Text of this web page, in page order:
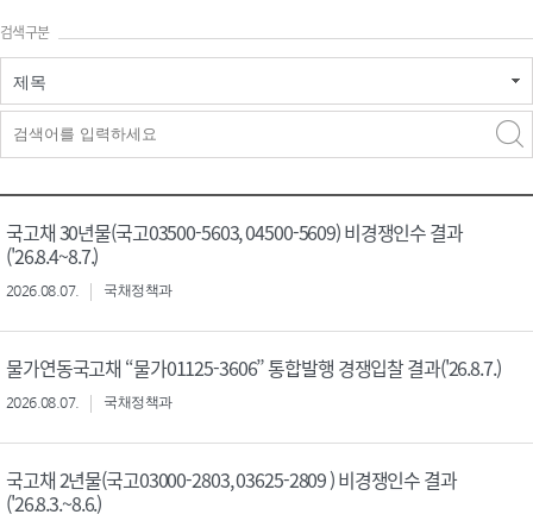
검색구분
제목
국고채 30년물(국고03500-5603, 04500-5609) 비경쟁인수 결과
('26.8.4~8.7.)
2026.08.07. 국채정책과
물가연동국고채 “물가01125-3606” 통합발행 경쟁입찰 결과('26.8.7.)
2026.08.07. 국채정책과
국고채 2년물(국고03000-2803, 03625-2809 ) 비경쟁인수 결과
('26.8.3.~8.6.)